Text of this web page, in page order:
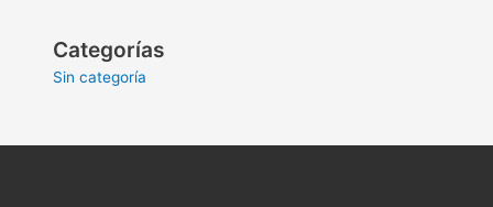
Categorías
Sin categoría